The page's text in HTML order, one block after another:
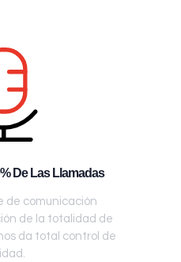
De Las Llamadas
de comunicación
de la totalidad de
da total control de